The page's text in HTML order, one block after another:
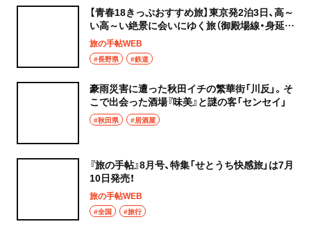
【青春18きっぷおすすめ旅】東京発2泊3日、高～
い高～い絶景に会いにゆく旅（御殿場線・身延
線・小海線ほか）
旅の手帖WEB
#長野県 #鉄道
豪雨災害に遭った秋田イチの繁華街「川反」。そ
こで出会った酒場『味美』と謎の客「センセイ」
#秋田県 #居酒屋
『旅の手帖』8月号、特集「せとうち快感旅」は7月
10日発売！
旅の手帖WEB
#全国 #旅行